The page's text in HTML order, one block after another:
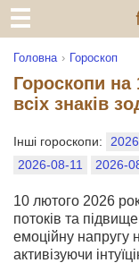
Головна Гороскоп
Гороскопи на
всіх знаків
Інші гороскопи:
2026-08-11
2026-
10 лютого 2026
потоків та
емоційну напругу
активізуючи